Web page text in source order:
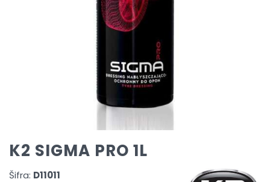
K2 SIGMA PRO 1L
Šifra: D11011